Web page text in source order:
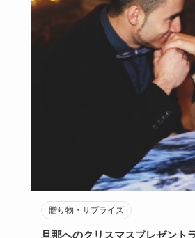
贈り物・サプライズ
旦那へのクリスマスプレゼント